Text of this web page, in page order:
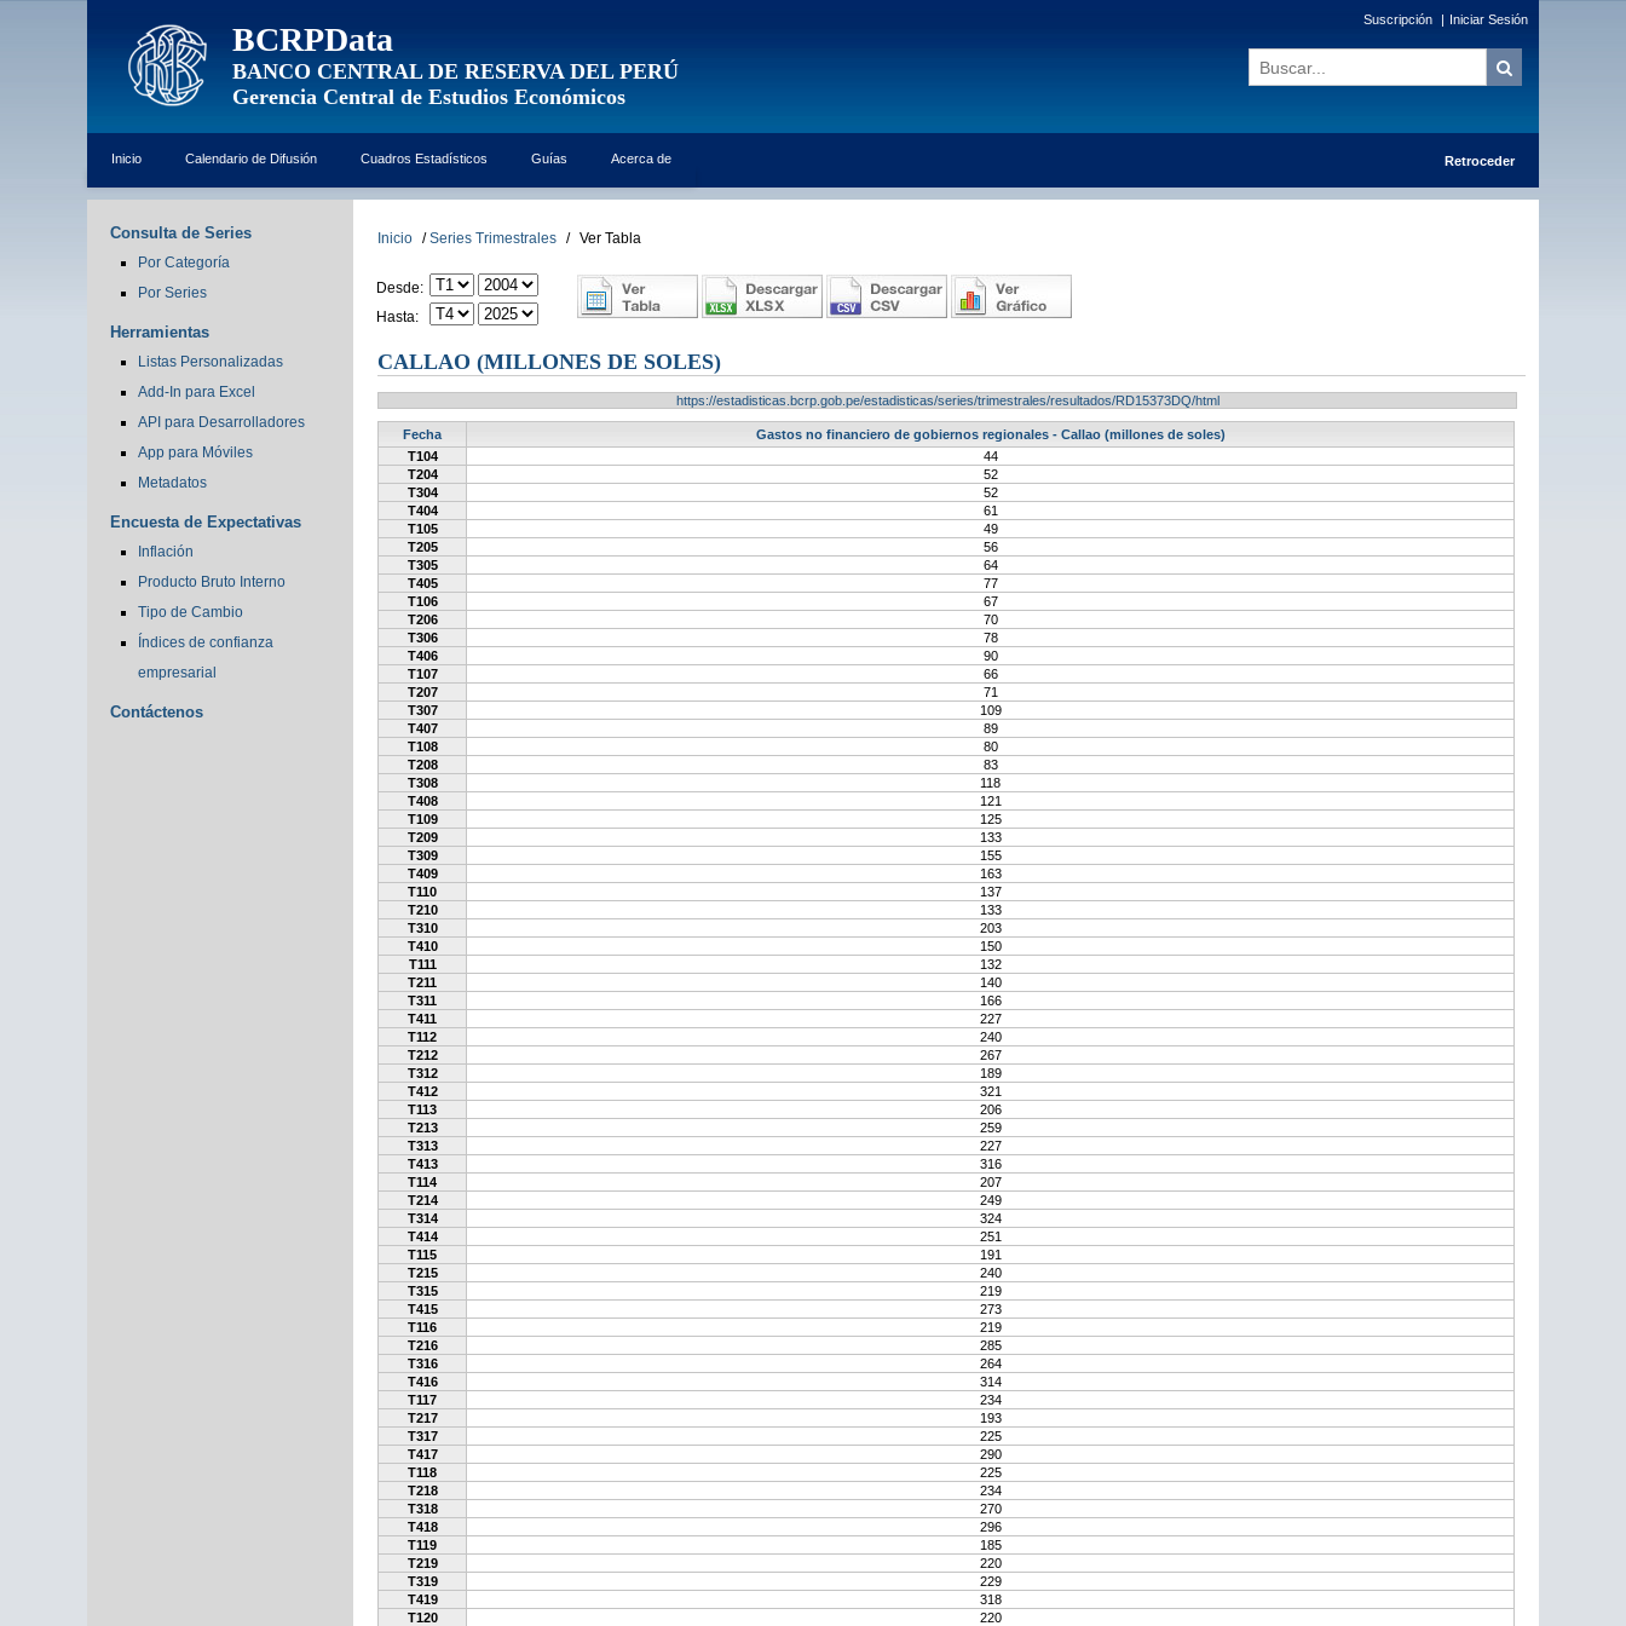
BCRPData
BANCO CENTRAL DE RESERVA DEL PERÚ
Gerencia Central de Estudios Económicos
Suscripción | Iniciar Sesión
Inicio Calendario de Difusión Cuadros Estadísticos Guías Acerca de Retroceder
Consulta de Series
Por Categoría
Por Series
Herramientas
Listas Personalizadas
Add-In para Excel
API para Desarrolladores
App para Móviles
Metadatos
Encuesta de Expectativas
Inflación
Producto Bruto Interno
Tipo de Cambio
Índices de confianza
empresarial
Contáctenos
Inicio / Series Trimestrales / Ver Tabla
Desde:
Hasta:
CALLAO (MILLONES DE SOLES)
https://estadisticas.bcrp.gob.pe/estadisticas/series/trimestrales/resultados/RD15373DQ/html
Fecha
Gastos no financiero de gobiernos regionales - Callao (millones de soles)
T104
44
T204
52
T304
52
T404
61
T105
49
T205
56
T305
64
T405
77
T106
67
T206
70
T306
78
T406
90
T107
66
T207
71
T307
109
T407
89
T108
80
T208
83
T308
118
T408
121
T109
125
T209
133
T309
155
T409
163
T110
137
T210
133
T310
203
T410
150
T111
132
T211
140
T311
166
T411
227
T112
240
T212
267
T312
189
T412
321
T113
206
T213
259
T313
227
T413
316
T114
207
T214
249
T314
324
T414
251
T115
191
T215
240
T315
219
T415
273
T116
219
T216
285
T316
264
T416
314
T117
234
T217
193
T317
225
T417
290
T118
225
T218
234
T318
270
T418
296
T119
185
T219
220
T319
229
T419
318
T120
220